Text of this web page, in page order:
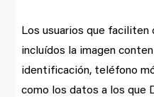
Los usuarios que
incluídos la imagen
identificación, teléfono
como los datos a los que